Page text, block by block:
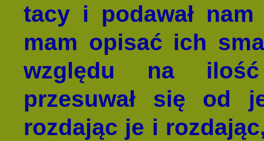
tacy i podawał
mam opisać ich
względu na
przesuwał się od
rozdając je i